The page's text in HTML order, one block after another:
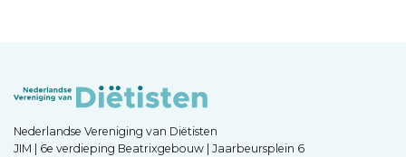
Nederlandse Vereniging van Diëtisten
JIM | 6e verdieping Beatrixgebouw | Jaarbeursplein 6